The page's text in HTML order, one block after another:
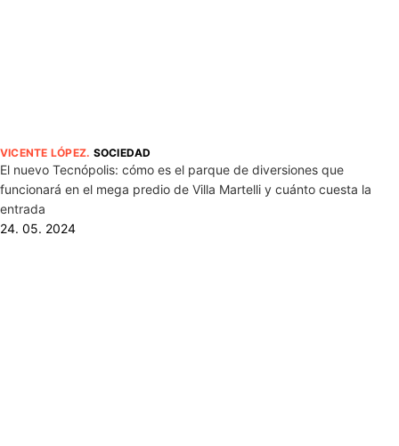
VICENTE LÓPEZ. SOCIEDAD
El nuevo Tecnópolis: cómo es el parque de diversiones que
funcionará en el mega predio de Villa Martelli y cuánto cuesta la
entrada
24. 05. 2024